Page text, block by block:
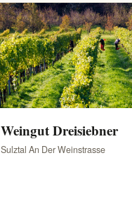
Weingut Dreisiebner
Sulztal An Der Weinstrasse